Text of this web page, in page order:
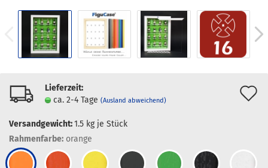
Lieferzeit:
ca. 2-4 Tage (Ausland abweichend)
Versandgewicht:1.5 kg je Stück
Rahmenfarbe: orange